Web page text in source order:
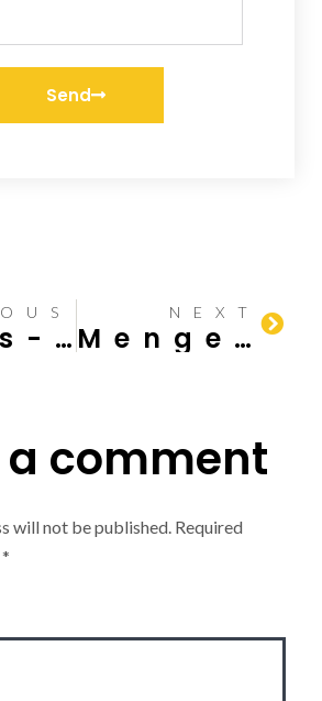
Send
Jenis-Jenis Kabel Listrik dan Fungsinya
NEXT
Mengenal Jenis Tembaga Listrik
a comment
will not be published. Required
*